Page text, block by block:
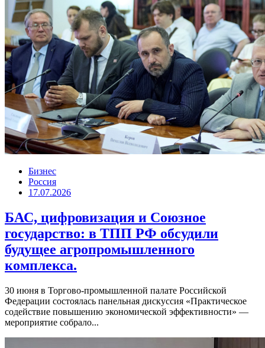
Бизнес
Россия
17.07.2026
БАС, цифровизация и Союзное
государство: в ТПП РФ обсудили
будущее агропромышленного
комплекса.
30 июня в Торгово-промышленной палате Российской
Федерации состоялась панельная дискуссия «Практическое
содействие повышению экономической эффективности» —
мероприятие собрало...